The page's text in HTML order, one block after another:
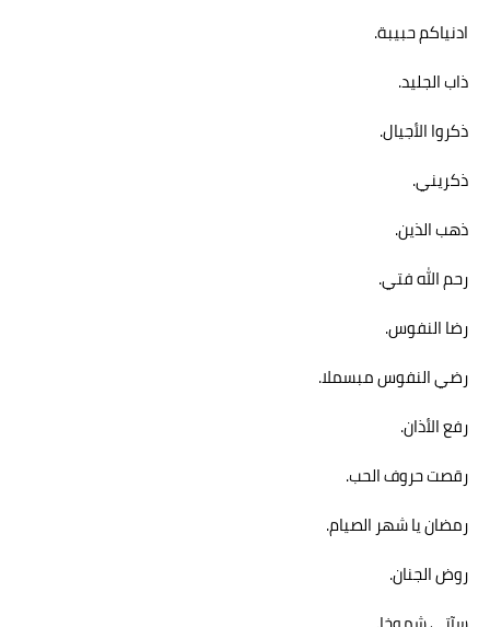
ادنياكم حبيبة.
ذاب الجليد.
ذكروا الأجيال.
ذكريني.
ذهب الذين.
رحم الله فتي.
رضا النفوس.
رضي النفوس مبسملا.
رفع الأذان.
رقصت حروف الحب.
رمضان يا شهر الصيام.
روض الجنان.